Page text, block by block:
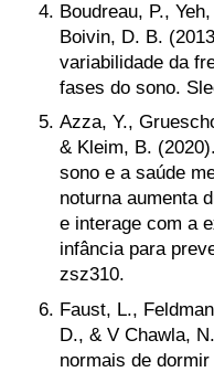
Boudreau, P.,
Boivin, D. B.
variabilidade da
fases do sono.
Azza, Y.,
& Kleim, B.
sono e a saúde
noturna aumenta
e interage com a
infância para
zsz310.
Faust, L.,
D., & V Chawla,
normais de